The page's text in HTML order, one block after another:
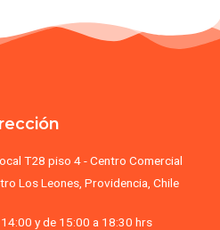
T28 piso 4 - Centro Comercial
Los Leones, Providencia, Chile
y de 15:00 a 18:30 hrs